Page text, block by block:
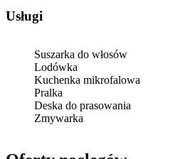
Usługi
Suszarka do włosów
Lodówka
Kuchenka mikrofalowa
Pralka
Deska do prasowania
Zmywarka